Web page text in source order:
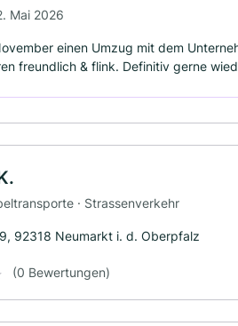
Mai 2026
einen Umzug mit dem
freundlich & flink. Definitiv gerne
· Strassenverkehr
92318 Neumarkt i. d. Oberpfalz
(0 Bewertungen)